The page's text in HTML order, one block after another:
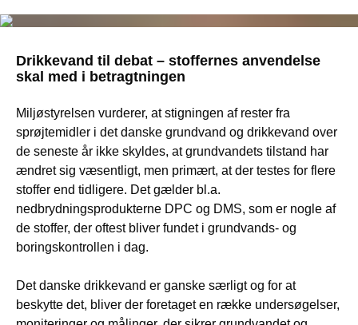
Drikkevand til debat – stoffernes anvendelse
skal med i betragtningen
Miljøstyrelsen vurderer, at stigningen af rester fra
sprøjtemidler i det danske grundvand og drikkevand over
de seneste år ikke skyldes, at grundvandets tilstand har
ændret sig væsentligt, men primært, at der testes for flere
stoffer end tidligere. Det gælder bl.a.
nedbrydningsprodukterne DPC og DMS, som er nogle af
de stoffer, der oftest bliver fundet i grundvands- og
boringskontrollen i dag.
Det danske drikkevand er ganske særligt og for at
beskytte det, bliver der foretaget en række undersøgelser,